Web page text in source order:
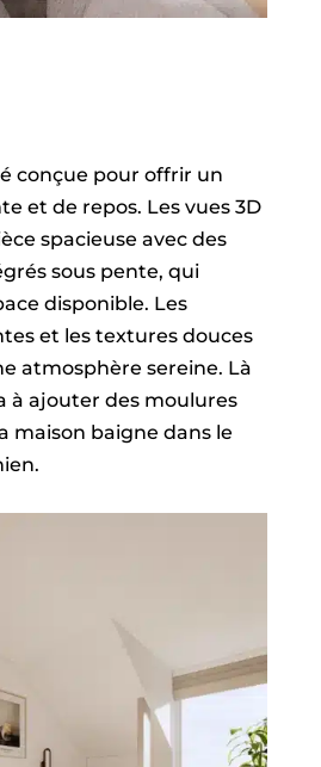
conçue pour offrir un
et de repos. Les vues 3D
spacieuse avec des
sous pente, qui
disponible. Les
et les textures douces
atmosphère sereine. Là
à ajouter des moulures
maison baigne dans le